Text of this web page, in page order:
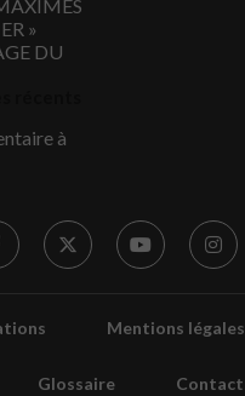
»
DU
à
Mentions légales
Glossaire Contact